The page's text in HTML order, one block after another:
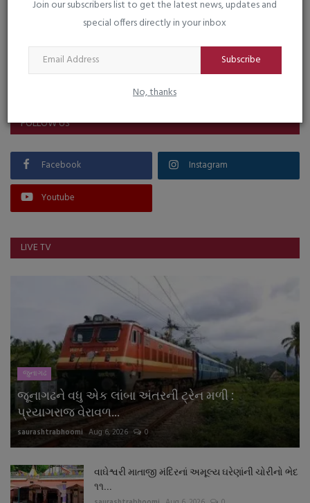
Join our subscribers list to get the latest news, updates and
special offers directly in your inbox
Subscribe
No, thanks
VOTING POLL
FOLLOW US
Facebook Instagram
Youtube
LIVE TV
જુનાગઢ
જૂનાગઢને વધુ એક લાંબા અંતરની ટ્રેન મળી :
પ્રયાગરાજ વેરાવળ...
saurashtrabhoomi Aug 6, 2026 0
વાઘેશ્વરી માતાજી મંદિરનાં અમૂલ્ય ઘરેણાંની ચોરીનો ભેદ
૧૧...